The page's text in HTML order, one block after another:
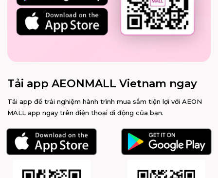
Tải app AEONMALL Vietnam ngay
Tải app để trải nghiệm hành trình mua sắm tiện lợi với AEON
MALL app ngay trên điện thoại di động của bạn.